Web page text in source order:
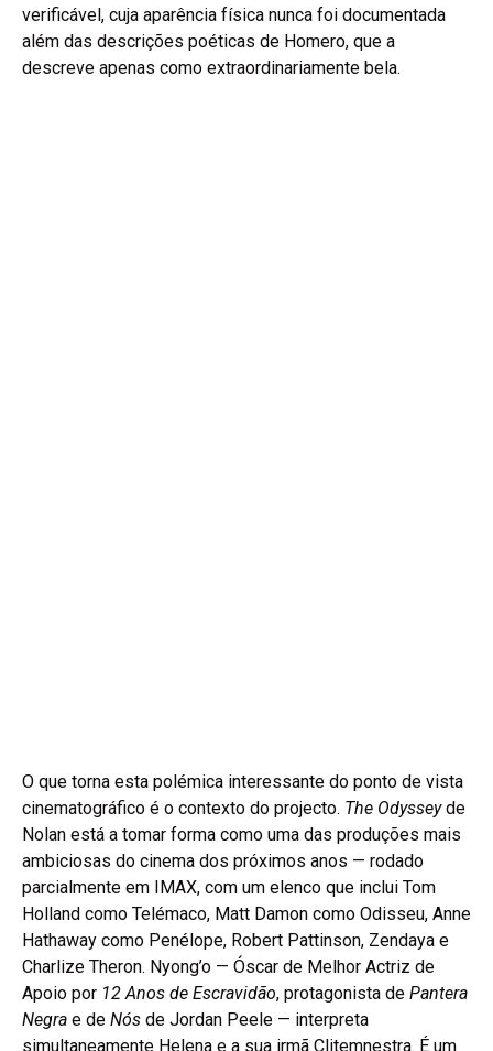
verificável, cuja aparência física nunca foi documentada
além das descrições poéticas de Homero, que a
descreve apenas como extraordinariamente bela.
O que torna esta polémica interessante do ponto de vista
cinematográfico é o contexto do projecto. The Odysseyde
Nolan está a tomar forma como uma das produções mais
ambiciosas do cinema dos próximos anos — rodado
parcialmente em IMAX, com um elenco que inclui Tom
Holland como Telémaco, Matt Damon como Odisseu, Anne
Hathaway como Penélope, Robert Pattinson, Zendaya e
Charlize Theron. Nyong’o — Óscar de Melhor Actriz de
Apoio por 12 Anos de Escravidão, protagonista de Pantera
Negra e de Nós de Jordan Peele — interpreta
simultaneamente Helena e a sua irmã Clitemnestra. É um